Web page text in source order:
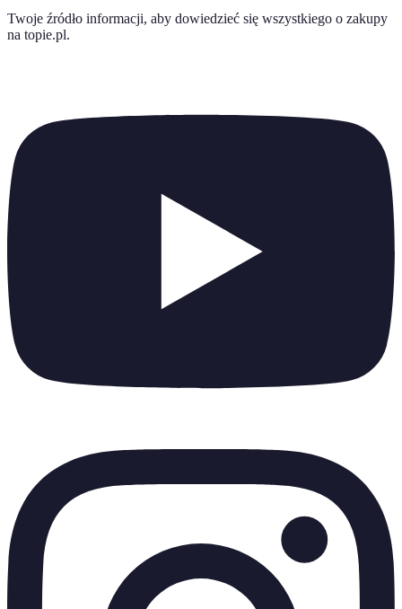
Twoje źródło informacji, aby dowiedzieć się wszystkiego o zakupy
na topie.pl.